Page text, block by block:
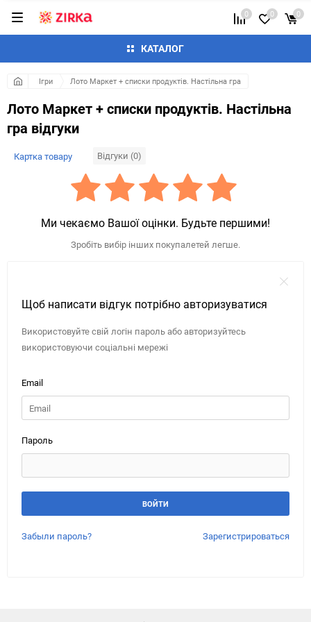
КАТАЛОГ
0 0 0
Ігри Лото Маркет + списки продуктів. Настільна гра
Лото Маркет + списки продуктів. Настільна
гра відгуки
Картка товару Відгуки (0)
Ми чекаємо Вашої оцінки. Будьте першими!
Зробіть вибір інших покупалетей легше.
Щоб написати відгук потрібно авторизуватися
Використовуйте свій логін пароль або авторизуйтесь
використовуючи соціальні мережі
Email
Пароль
Забыли пароль? Зарегистрироваться